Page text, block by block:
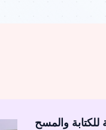
للكتابة والمسح